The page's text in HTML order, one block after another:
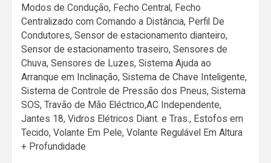
Modos de Condução, Fecho Central, Fecho
Centralizado com Comando a Distância, Perfil De
Condutores, Sensor de estacionamento dianteiro,
Sensor de estacionamento traseiro, Sensores de
Chuva, Sensores de Luzes, Sistema Ajuda ao
Arranque em Inclinação, Sistema de Chave Inteligente,
Sistema de Controle de Pressão dos Pneus, Sistema
SOS, Travão de Mão Eléctrico,AC Independente,
Jantes 18, Vidros Elétricos Diant. e Tras., Estofos em
Tecido, Volante Em Pele, Volante Regulável Em Altura
+ Profundidade